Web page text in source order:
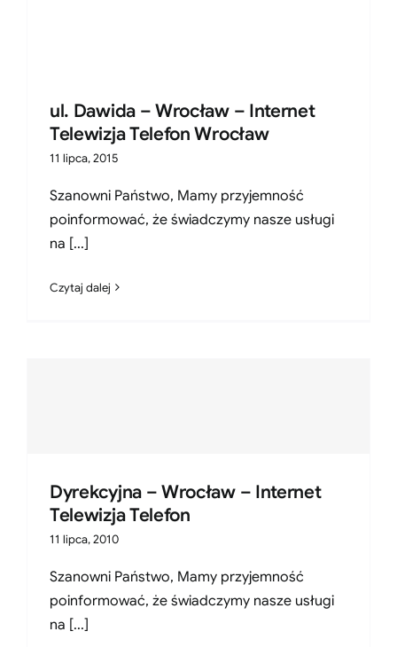
ul. Dawida – Wrocław – Internet
Telewizja Telefon Wrocław
11 lipca, 2015
Szanowni Państwo, Mamy przyjemność
poinformować, że świadczymy nasze usługi
na [...]
Czytaj dalej
Dyrekcyjna – Wrocław – Internet
Telewizja Telefon
11 lipca, 2010
Szanowni Państwo, Mamy przyjemność
poinformować, że świadczymy nasze usługi
na [...]